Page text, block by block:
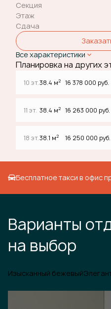
Секция
Этаж
Сдача
Все характеристики
Планировка на других
10 эт.38.4 м2 16 378 000 руб.
11 эт. 38.4 м2 16 263 000 руб.
18 эт.38.1 м2 16 250 000 руб.
Бесплатное такси в офис
Варианты
на выбор
Изысканный бежевый